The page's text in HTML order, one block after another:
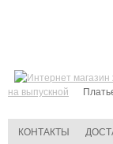
на выпускной
КОНТАКТЫ